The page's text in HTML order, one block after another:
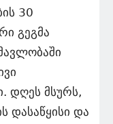
30
გეგმა
დღეს მსურს,
დასაწყისი და